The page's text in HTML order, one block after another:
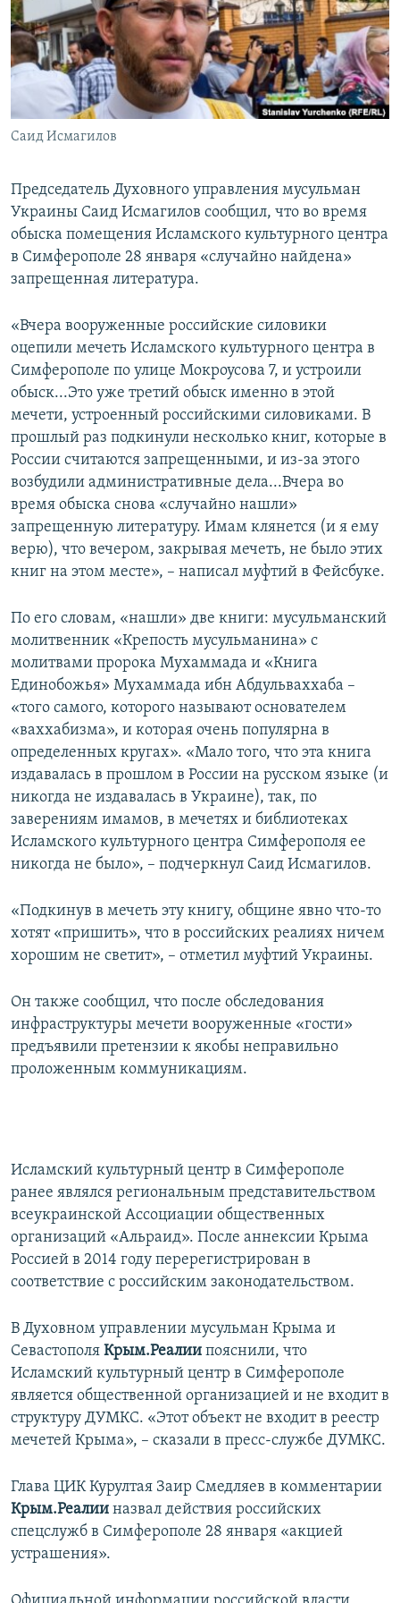
ПОБЕДИТЕЛЕЙ НЕ СУДЯТ?
КРЫМ.НЕПОКОРЕННЫЙ
УКРАИНСКАЯ ПРОБЛЕМА КРЫМА
ПРИСОЕДИНЯЙТЕСЬ!
Все сайты RFE/RL
Саид Исмагилов
Председатель Духовного управления мусульман
Украины Саид Исмагилов сообщил, что во время
обыска помещения Исламского культурного центра
в Симферополе 28 января «случайно найдена»
запрещенная литература.
«Вчера вооруженные российские силовики
оцепили мечеть Исламского культурного центра в
Симферополе по улице Мокроусова 7, и устроили
обыск...Это уже третий обыск именно в этой
мечети, устроенный российскими силовиками. В
прошлый раз подкинули несколько книг, которые в
России считаются запрещенными, и из-за этого
возбудили административные дела...Вчера во
время обыска снова «случайно нашли»
запрещенную литературу. Имам клянется (и я ему
верю), что вечером, закрывая мечеть, не было этих
книг на этом месте», – написал муфтий в Фейсбуке.
По его словам, «нашли» две книги: мусульманский
молитвенник «Крепость мусульманина» с
молитвами пророка Мухаммада и «Книга
Единобожья» Мухаммада ибн Абдульваххаба –
«того самого, которого называют основателем
«ваххабизма», и которая очень популярна в
определенных кругах». «Мало того, что эта книга
издавалась в прошлом в России на русском языке (и
никогда не издавалась в Украине), так, по
заверениям имамов, в мечетях и библиотеках
Исламского культурного центра Симферополя ее
никогда не было», – подчеркнул Саид Исмагилов.
«Подкинув в мечеть эту книгу, общине явно что-то
хотят «пришить», что в российских реалиях ничем
хорошим не светит», – отметил муфтий Украины.
Он также сообщил, что после обследования
инфраструктуры мечети вооруженные «гости»
предъявили претензии к якобы неправильно
проложенным коммуникациям.
Исламский культурный центр в Симферополе
ранее являлся региональным представительством
всеукраинской Ассоциации общественных
организаций «Альраид». После аннексии Крыма
Россией в 2014 году перерегистрирован в
соответствие с российским законодательством.
В Духовном управлении мусульман Крыма и
Севастополя Крым.Реалии пояснили, что
Исламский культурный центр в Симферополе
является общественной организацией и не входит в
структуру ДУМКС. «Этот объект не входит в реестр
мечетей Крыма», – сказали в пресс-службе ДУМКС.
Глава ЦИК Курултая Заир Смедляев в комментарии
Крым.Реалии назвал действия российских
спецслужб в Симферополе 28 января «акцией
устрашения».